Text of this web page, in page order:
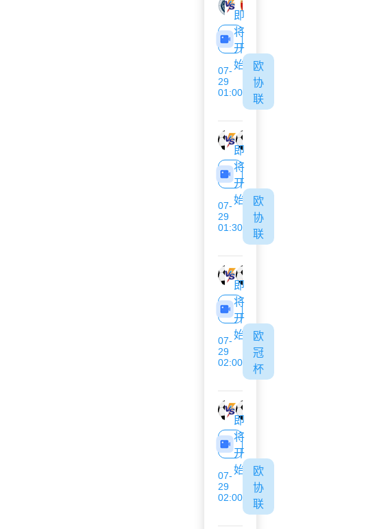
里加FC
即
将
开
始
07-
29
01:00
欧
协
联
阿波罗利马索尔
即
将
开
始
07-
29
01:30
欧
协
联
索菲亚1948
即
将
开
始
07-
29
02:00
欧
冠
杯
萨格勒布迪纳摩
即
将
开
始
07-
29
02:00
欧
协
联